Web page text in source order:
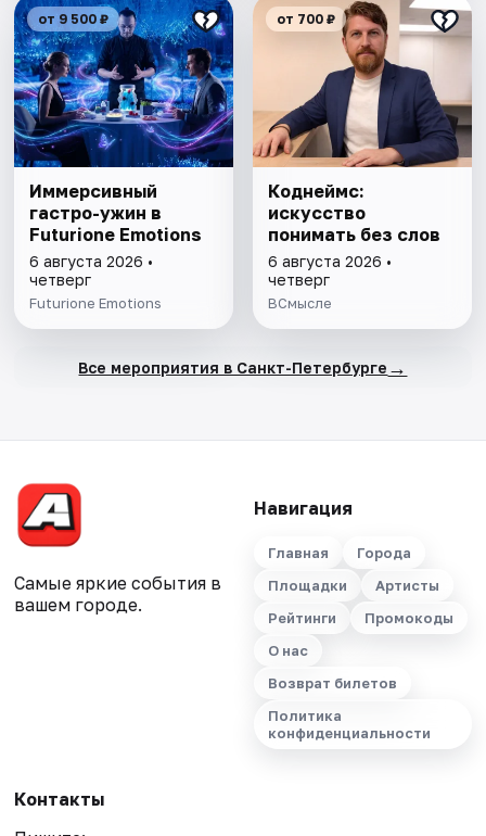
от 9 500 ₽
Иммерсивный
гастро-ужин в
Futurione Emotions
6 августа 2026 •
четверг
Futurione Emotions
от 700 ₽
Коднеймс:
искусство
понимать без слов
6 августа 2026 •
четверг
ВСмысле
Все мероприятия в Санкт-Петербурге →
Самые яркие события в
вашем городе.
Навигация
Главная
Города
Площадки
Артисты
Рейтинги
Промокоды
О нас
Возврат билетов
Политика
конфиденциальности
Контакты